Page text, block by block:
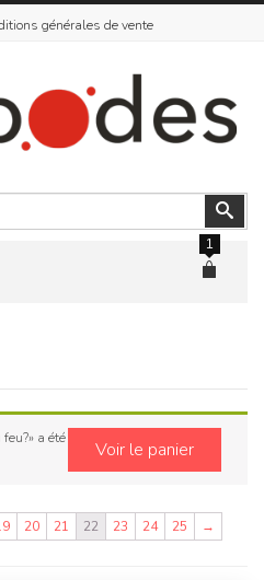
générales de vente
1
Voir le panier
a été
20 21 22 23 24 25 →